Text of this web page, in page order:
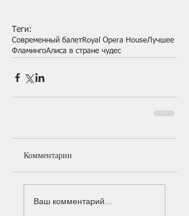
Теги:
Современный балетRoyal Opera HouseЛучшее
ФламингоАлиса в стране чудес
Комментарии
Ваш комментарий...